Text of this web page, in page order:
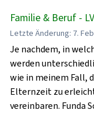
Familie & Beruf -
Letzte Änderung: 7.
Je nachdem, in
werden
wie in meinem Fall,
Elternzeit zu
vereinbaren. Funda